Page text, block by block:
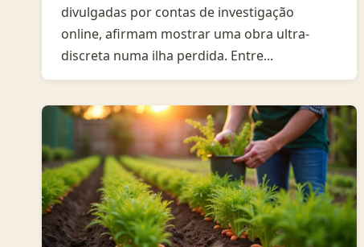
divulgadas por contas de investigação
online, afirmam mostrar uma obra ultra-
discreta numa ilha perdida. Entre...